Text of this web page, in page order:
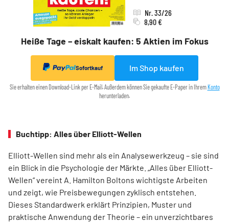
Heiße Tage – eiskalt kaufen: 5 Aktien im Fokus
Nr. 33/26
8,90 €
Sofortkauf Im Shop kaufen
Sie erhalten einen Download-Link per E-Mail. Außerdem können Sie gekaufte E-Paper in Ihrem Konto
herunterladen.
Buchtipp: Alles über Elliott-Wellen
Elliott-Wellen sind mehr als ein Analysewerkzeug – sie sind
ein Blick in die Psychologie der Märkte. „Alles über Elliott-
Wellen“ vereint A. Hamilton Boltons wichtigste Arbeiten
und zeigt, wie Preisbewegungen zyklisch entstehen.
Dieses Standardwerk erklärt Prinzipien, Muster und
praktische Anwendung der Theorie – ein unverzichtbares